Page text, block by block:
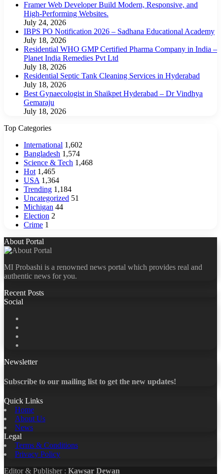
Framer Web Developer Build Modern, Responsive, and
High-Performing Websites.
July 24, 2026
IBPS PO Notification 2026 – Sadhana Educational Academy
July 18, 2026
Residential WHO GMP Certified Pharma Company in India –
Planet India Remedies Pvt Ltd
July 18, 2026
Residential Septic Tank Cleaning Services in Hyderabad
July 18, 2026
Best Gynaecologist in Shaikpet Hyderabad – Dr Vindhya
Gemaraju
July 18, 2026
Top Categories
International 1,602
Bangladesh 1,574
Science & Tech 1,468
Hot 1,465
USA 1,364
Trending 1,184
Uncategorized 51
Michigan 44
Election 2
Crime 1
About Portal
MI Probashi is a renowned news portal which provides real and
authentic news for you.
Recent Posts
Social
Newsletter
Subscribe to our mailing list to get the new updates!
Quick Links
Home
About Us
News
Legal
Terms & Conditions
Privacy Policy
Editor & Publisher : Kawsar Dewan